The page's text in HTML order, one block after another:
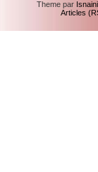
Theme par
Articles